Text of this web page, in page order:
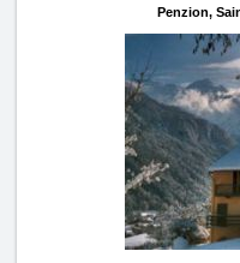
Penzion,